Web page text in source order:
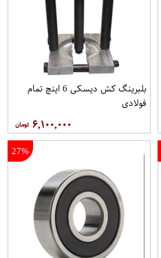
بلبرینگ کش دیسکی 6 اینچ تمام
فولادی
۶,۱۰۰,۰۰۰
27%